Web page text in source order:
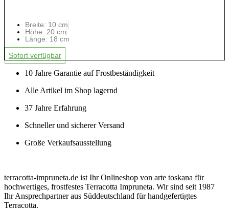
Breite: 10 cm
Höhe: 20 cm
Länge: 18 cm
Sofort verfügbar
10 Jahre Garantie auf Frostbeständigkeit
Alle Artikel im Shop lagernd
37 Jahre Erfahrung
Schneller und sicherer Versand
Große Verkaufsausstellung
terracotta-impruneta.de ist Ihr Onlineshop von arte toskana für
hochwertiges, frostfestes Terracotta Impruneta. Wir sind seit 1987
Ihr Ansprechpartner aus Süddeutschland für handgefertigtes
Terracotta.